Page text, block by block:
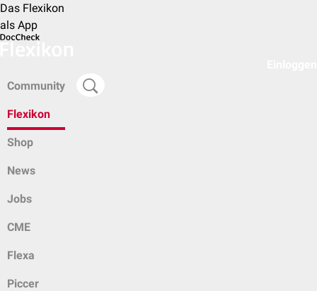
Das Flexikon
als App
Community
Flexikon
Shop
News
Jobs
CME
Flexa
Piccer